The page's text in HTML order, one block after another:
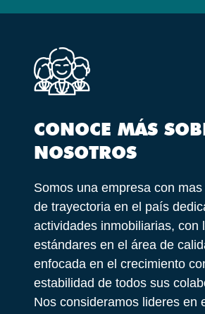
CONOCE MÁS
NOSOTROS
Somos una empresa con
de trayectoria en el país
actividades inmobiliarias, con
estándares en el área de
enfocada en el crecimiento
estabilidad de todos sus
Nos consideramos lideres en